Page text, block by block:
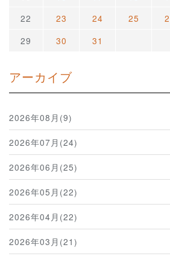
22
23 24 25
29
30 31
アーカイブ
2026年08月(9)
2026年07月(24)
2026年06月(25)
2026年05月(22)
2026年04月(22)
2026年03月(21)